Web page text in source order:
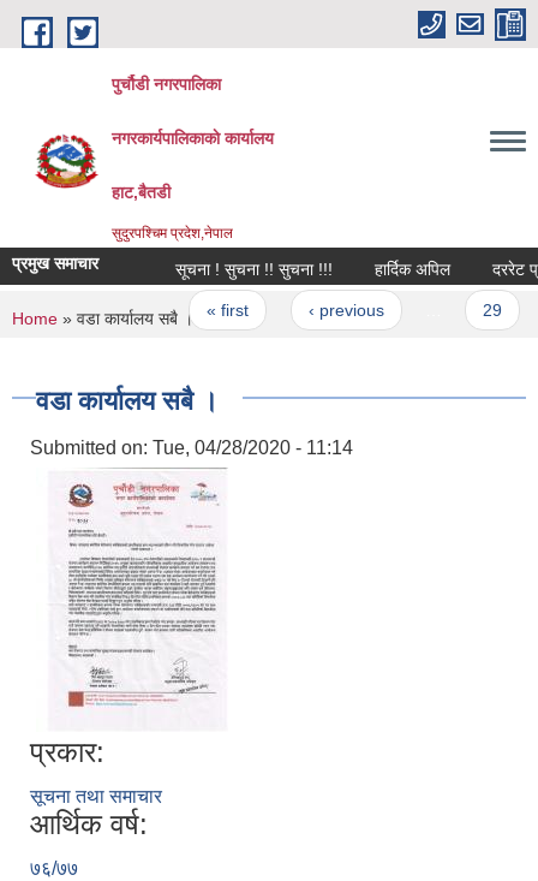
Skip to main content
पुर्चौडी नगरपालिका
नगरकार्यपालिकाकाे कार्यालय
हाट,बैतडी
सुदुरपश्चिम प्रदेश,नेपाल
प्रमुख समाचार सूचना ! सुचना !! सुचना !!! हार्दिक अपिल दररेट
Pages
« first ‹ previous
You are here
Home » वडा कार्यालय सबै ।
वडा कार्यालय सबै ।
Submitted on: Tue, 04/28/2020 - 11:14
प्रकार:
सूचना तथा समाचार
आर्थिक वर्ष:
७६/७७